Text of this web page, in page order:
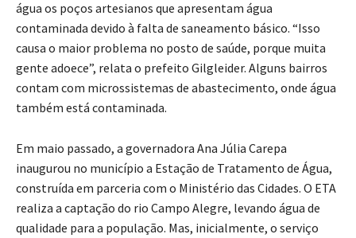
água os poços artesianos que apresentam água
contaminada devido à falta de saneamento básico. “Isso
causa o maior problema no posto de saúde, porque muita
gente adoece”, relata o prefeito Gilgleider. Alguns bairros
contam com microssistemas de abastecimento, onde água
também está contaminada.
Em maio passado, a governadora Ana Júlia Carepa
inaugurou no município a Estação de Tratamento de Água,
construída em parceria com o Ministério das Cidades. O ETA
realiza a captação do rio Campo Alegre, levando água de
qualidade para a população. Mas, inicialmente, o serviço